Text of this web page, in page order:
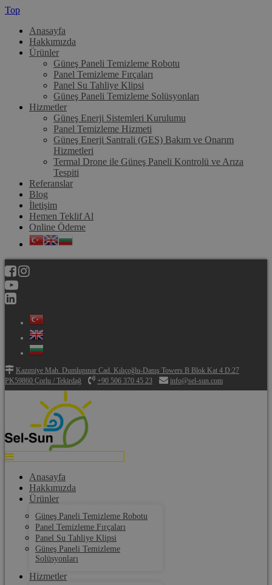
Top
Anasayfa
Hakkımızda
Ürünler
Güneş Paneli Temizleme Robotu
Panel Temizleme Fırçaları
Panel Su Tahliye Klipsi
Güneş Paneli Temizleme Solüsyonları
Hizmetler
Güneş Enerji Sistemleri Kurulumu
Panel Temizleme Hizmeti
Güneş Enerji Santrali (GES) Bakım ve Onarım
Hizmetleri
Termal Drone ile Güneş Paneli Kontrolü ve Arıza
Tespiti
Referanslar
Blog
İletişim
Hemen Teklif Al
Online Ödeme
Kazımiye Mah. Dumlupınar Cad. Kılıçoğlu-Danış Towers B Blok Kat 4 D:27
PK59860 Çorlu / Tekirdağ
+90 506 370 45 23 info@sel-sun.com
Anasayfa
Hakkımızda
Ürünler
Güneş Paneli Temizleme Robotu
Panel Temizleme Fırçaları
Panel Su Tahliye Klipsi
Güneş Paneli Temizleme
Solüsyonları
Hizmetler